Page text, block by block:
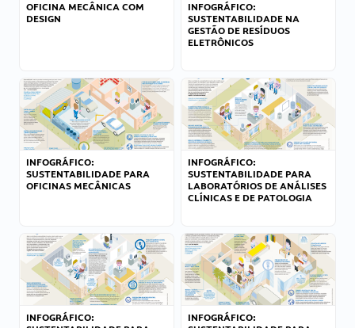
OFICINA MECÂNICA COM
DESIGN
INFOGRÁFICO:
SUSTENTABILIDADE NA
GESTÃO DE RESÍDUOS
ELETRÔNICOS
INFOGRÁFICO:
SUSTENTABILIDADE PARA
OFICINAS MECÂNICAS
INFOGRÁFICO:
SUSTENTABILIDADE PARA
LABORATÓRIOS DE ANÁLISES
CLÍNICAS E DE PATOLOGIA
INFOGRÁFICO:
INFOGRÁFICO: